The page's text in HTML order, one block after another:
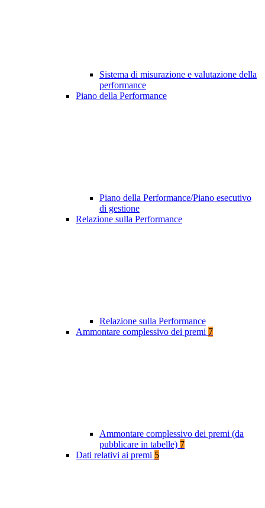
Sistema di misurazione e valutazione della
performance
Piano della Performance
Piano della Performance/Piano esecutivo
di gestione
Relazione sulla Performance
Relazione sulla Performance
Ammontare complessivo dei premi 7
Ammontare complessivo dei premi (da
pubblicare in tabelle) 7
Dati relativi ai premi 5